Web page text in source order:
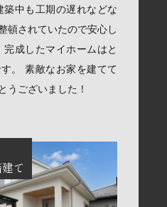
築中も工期の遅れなどな
頓されていたので安心し
成したマイホームはと
。 素敵なお家を建てて
うございました！
て